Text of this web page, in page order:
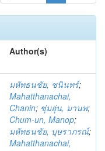
Author(s)
มหัทธนชัย, ชนินทร์;
Mahatthanachai,
Chanin; ชุ่มอุ่น, มานพ;
Chum-un, Manop;
มหัทธนชัย, บุษราภรณ์;
Mahatthanachai,